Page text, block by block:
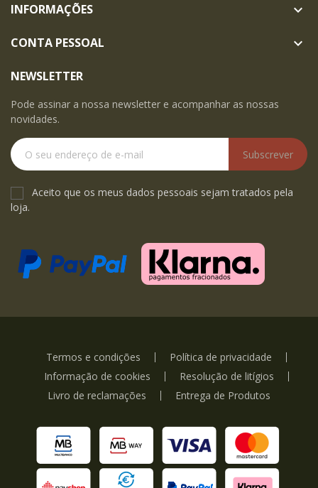
INFORMAÇÕES 
CONTA PESSOAL 
NEWSLETTER
Pode assinar a nossa newsletter e acompanhar as nossas
novidades.
Subscrever
Aceito que os meus dados pessoais sejam tratados pela
loja.
Termos e condições
Política de privacidade
Informação de cookies
Resolução de litígios
Livro de reclamações
Entrega de Produtos